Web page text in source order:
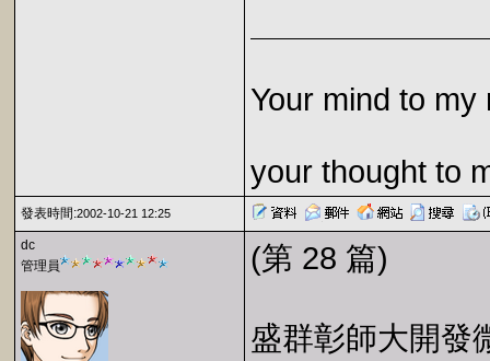
Your mind to my
your thought to
發表時間:2002-10-21 12:25
dc
管理員
(第 28 篇)
盛群彰師大開發